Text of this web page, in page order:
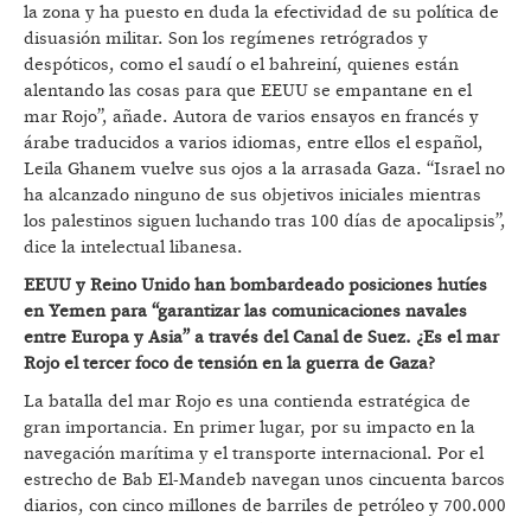
la zona y ha puesto en duda la efectividad de su política de
disuasión militar. Son los regímenes retrógrados y
despóticos, como el saudí o el bahreiní, quienes están
alentando las cosas para que EEUU se empantane en el
mar Rojo”, añade. Autora de varios ensayos en francés y
árabe traducidos a varios idiomas, entre ellos el español,
Leila Ghanem vuelve sus ojos a la arrasada Gaza. “Israel no
ha alcanzado ninguno de sus objetivos iniciales mientras
los palestinos siguen luchando tras 100 días de apocalipsis”,
dice la intelectual libanesa.
EEUU y Reino Unido han bombardeado posiciones hutíes
en Yemen para “garantizar las comunicaciones navales
entre Europa y Asia” a través del Canal de Suez. ¿Es el mar
Rojo el tercer foco de tensión en la guerra de Gaza?
La batalla del mar Rojo es una contienda estratégica de
gran importancia. En primer lugar, por su impacto en la
navegación marítima y el transporte internacional. Por el
estrecho de Bab El-Mandeb navegan unos cincuenta barcos
diarios, con cinco millones de barriles de petróleo y 700.000